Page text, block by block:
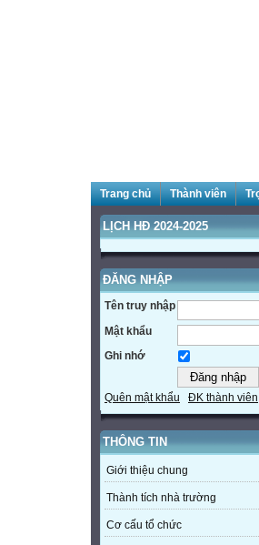
Trang chủ Thành viên
LỊCH HĐ 2024-2025
ĐĂNG NHẬP
Tên truy nhập
Mật khẩu
Ghi nhớ
Quên mật khẩu ĐK thành viên
THÔNG TIN
Giới thiệu chung
Thành tích nhà trường
Cơ cấu tổ chức